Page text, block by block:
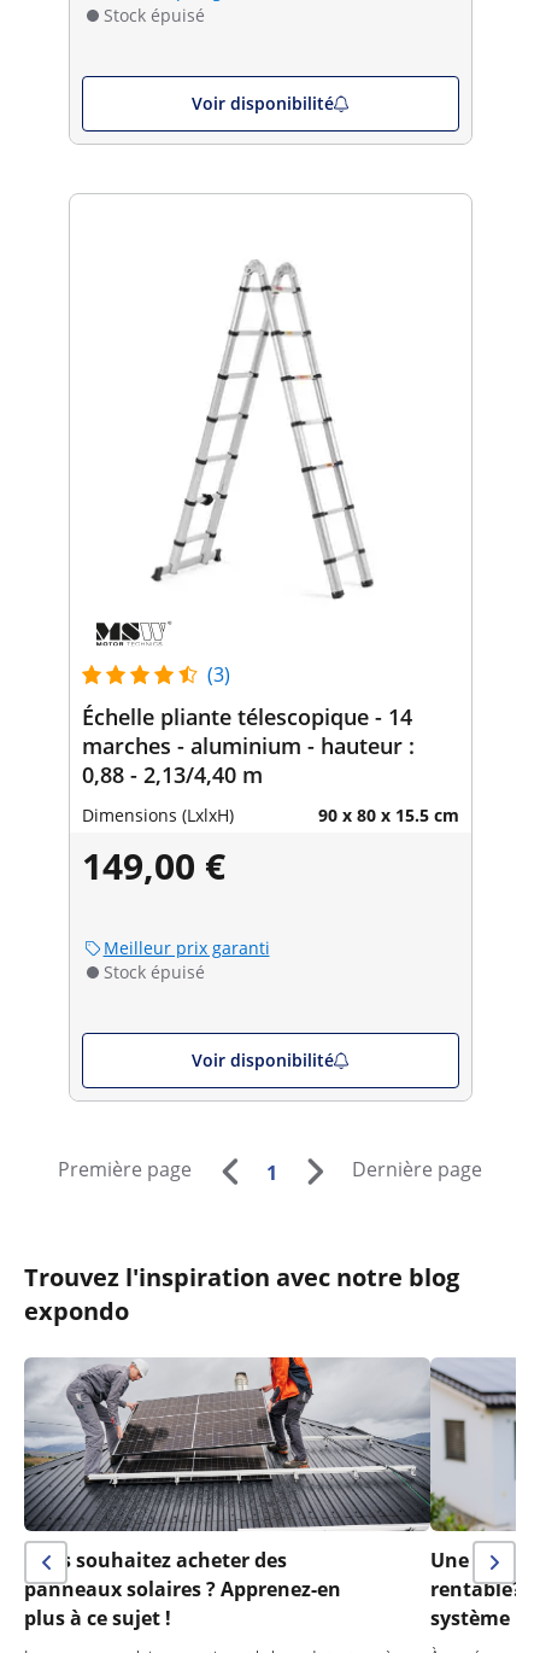
Stock épuisé
Voir disponibilité
(3)
Échelle pliante télescopique - 14
marches - aluminium - hauteur :
0,88 - 2,13/4,40 m
Dimensions (LxlxH) 90 x 80 x 15.5 cm
149,00 €
Meilleur prix garanti
Stock épuisé
Voir disponibilité
Première page 1 Dernière page
Trouvez l'inspiration avec notre blog
expondo
Vous souhaitez acheter des
panneaux solaires ? Apprenez-en
plus à ce sujet !
Une
rentable?
système